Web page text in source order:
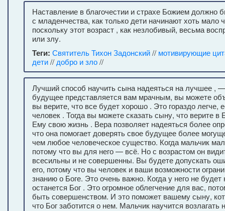
Наставление в благочестии и страхе Божием должно
с младенчества, как только дети начинают хоть мало
поскольку этот возраст , как незлобивый, весьма
или злу.
Теги: Святитель Тихон Задонский// мотивирующие
дети// добро и зло//
Лучший способ научить сына надеяться на лучшее ,
будущее представляется вам мрачным, вы можете
вы верите, что все будет хорошо . Это гораздо
человек . Тогда вы можете сказать сыну, что верите в
Ему свою жизнь . Вера позволяет надеяться более
что она помогает доверять свое будущее более
чем любое человеческое существо. Когда мальчик
потому что вы для него — всё. Но с возрастом он
всесильны и не совершенны. Вы будете допускать
его, потому что вы человек и ваши возможности
знанию о Боге. Это очень важно. Когда у него не
останется Бог . Это огромное облегчение для вас,
быть совершенством. И это поможет вашему сыну,
что Бог заботится о нем. Мальчик научится возлагать